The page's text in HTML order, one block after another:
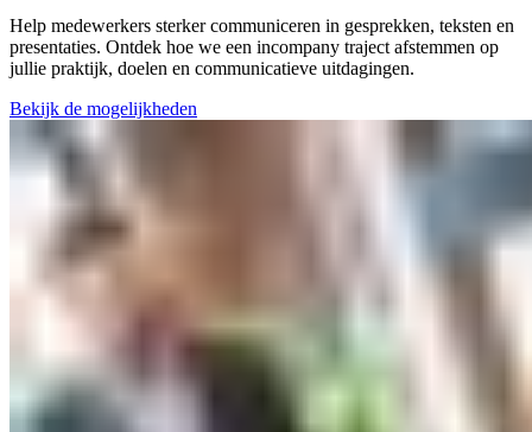
Help medewerkers sterker communiceren in gesprekken, teksten en
presentaties. Ontdek hoe we een incompany traject afstemmen op
jullie praktijk, doelen en communicatieve uitdagingen.
Bekijk de mogelijkheden